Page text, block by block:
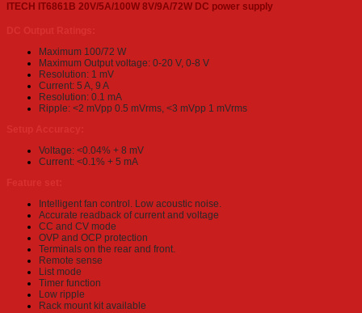
ITECH IT6861B 20V/5A/100W 8V/9A/72W DC power supply
Maximum 100/72 W
Maximum Output voltage: 0-20 V, 0-8 V
Resolution: 1 mV
Current: 5 A, 9 A
Resolution: 0.1 mA
Ripple: <2 mVpp 0.5 mVrms, <3 mVpp 1 mVrms
Voltage: <0.04% + 8 mV
Current: <0.1% + 5 mA
Intelligent fan control. Low acoustic noise.
Accurate readback of current and voltage
CC and CV mode
OVP and OCP protection
Terminals on the rear and front.
Remote sense
List mode
Timer function
Low ripple
Rack mount kit available